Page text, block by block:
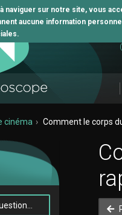
à naviguer sur notre site, vous
aucune information
cinéma Comment le corps